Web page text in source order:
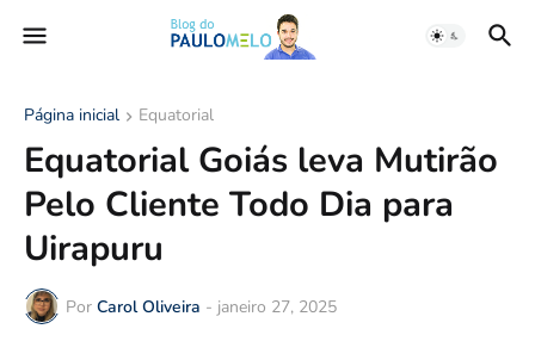
Página inicial Equatorial
Equatorial Goiás leva Mutirão
Pelo Cliente Todo Dia para
Uirapuru
Por Carol Oliveira - janeiro 27, 2025